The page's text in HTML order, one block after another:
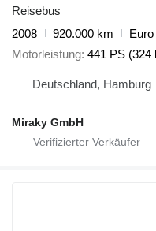
Reisebus
2008
920.000 km
Euro
Motorleistung 441 PS (324
Deutschland, Hamburg
Miraky GmbH